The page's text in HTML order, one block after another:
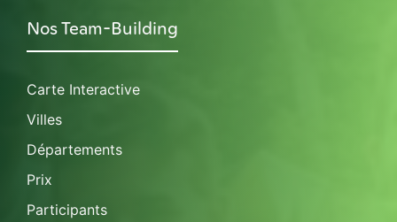
Nos Team-Building
Carte Interactive
Villes
Départements
Prix
Participants